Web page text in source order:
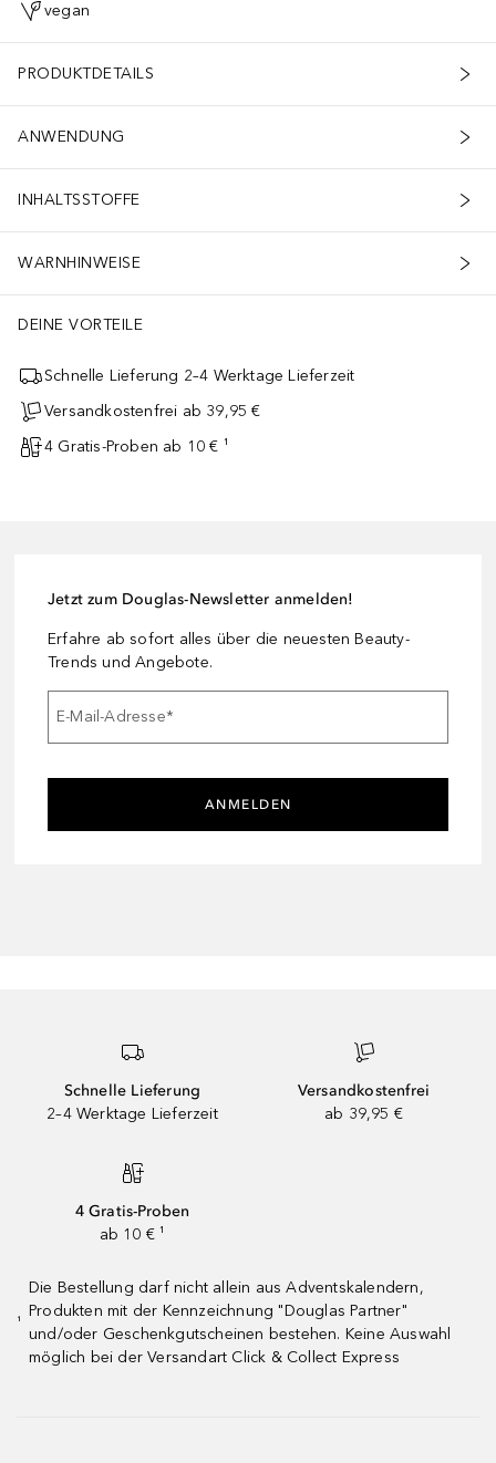
vegan
PRODUKTDETAILS
ANWENDUNG
INHALTSSTOFFE
WARNHINWEISE
DEINE VORTEILE
Schnelle Lieferung 2–4 Werktage Lieferzeit
Versandkostenfrei ab 39,95 €
4 Gratis-Proben ab 10 € ¹
Jetzt zum Douglas-Newsletter anmelden!
Erfahre ab sofort alles über die neuesten Beauty-
Trends und Angebote.
E-Mail-Adresse*
ANMELDEN
Schnelle Lieferung
2–4 Werktage Lieferzeit
Versandkostenfrei
ab 39,95 €
4 Gratis-Proben
ab 10 € ¹
¹
Die Bestellung darf nicht allein aus Adventskalendern,
Produkten mit der Kennzeichnung "Douglas Partner"
und/oder Geschenkgutscheinen bestehen. Keine Auswahl
möglich bei der Versandart Click & Collect Express